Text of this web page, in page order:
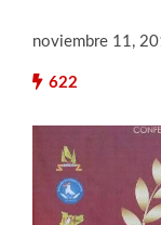
noviembre 11,
622